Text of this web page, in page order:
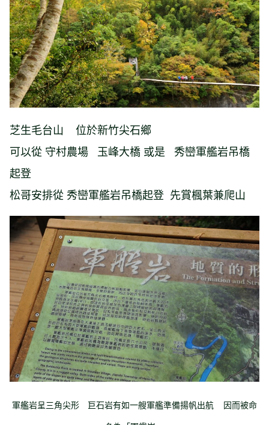
芝生毛台山 位於新竹尖石鄉
可以從 守村農場 玉峰大橋 或是 秀巒軍艦岩吊橋
起登
松哥安排從 秀巒軍艦岩吊橋起登 先賞楓葉兼爬山
軍艦岩呈三角尖形 巨石岩有如一艘軍艦準備揚帆出航 因而被命